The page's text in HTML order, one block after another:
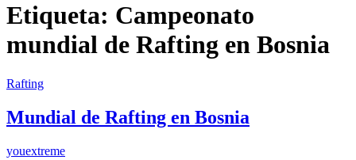
Etiqueta: Campeonato
mundial de Rafting en Bosnia
Rafting
Mundial de Rafting en Bosnia
youextreme